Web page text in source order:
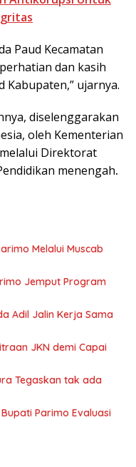
Paud Kecamatan
dan kasih
Kabupaten,” ujarnya.
diselenggarakan
oleh Kementerian
Direktorat
menengah.
Melalui Muscab
Jemput Program
Adil Jalin Kerja Sama
JKN demi Capai
Tegaskan tak ada
Parimo Evaluasi